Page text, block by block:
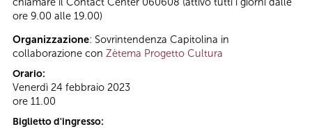
ore 9.00 alle 19.00)
Organizzazione: Sovrintendenza Capitolina in
collaborazione con Zètema Progetto Cultura
Orario:
Venerdì 24 febbraio 2023
ore 11.00
Biglietto d'ingresso: